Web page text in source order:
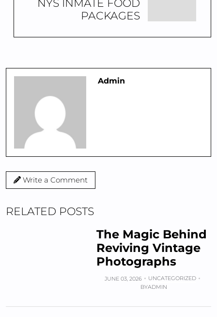
NYS INMATE FOOD
PACKAGES
Admin
Write a Comment
RELATED POSTS
The Magic Behind
Reviving Vintage
Photographs
JUNE 03, 2026
UNCATEGORIZED
BYADMIN